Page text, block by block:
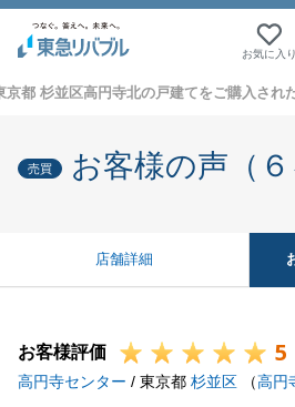
お気に入り
京都 杉並区高円寺北の戸建てをご購入され
売買 お客様の声（６
店舗詳細
お客様評価 5
高円寺センター / 東京都 杉並区 （高円